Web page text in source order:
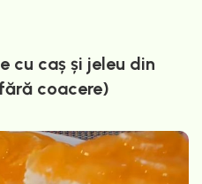
cu caș și jeleu din
coacere)